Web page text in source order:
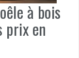
à bois
prix en